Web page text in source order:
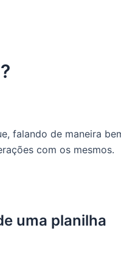
falando de maneira
com os mesmos.
uma planilha